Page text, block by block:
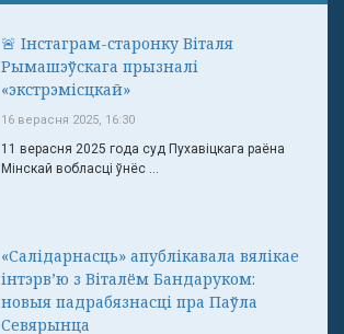
🚨 Інстаграм-старонку Віталя
Рымашэўскага прызналі
«экстрэмісцкай»
16 верасня 2025, 16:30
11 верасня 2025 года суд Пухавіцкага раёна
Мінскай вобласці ўнёс ...
«Салідарнасць» апублікавала вялікае
інтэрв’ю з Віталём Бандаруком:
новыя падрабязнасці пра Паўла
Севярынца